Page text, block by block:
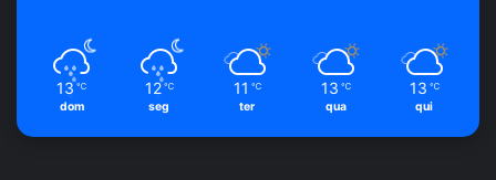
13 ℃
dom
12 ℃
seg
11 ℃
ter
13 ℃
qua
13 ℃
qui